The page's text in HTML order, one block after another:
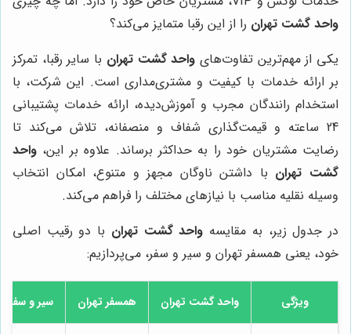
واحد گشت تهران را از این رقبا متمایز می‌کند؟
یکی از مهم‌ترین تفاوت‌های واحد گشت تهران با سایر رقبا، تمرکز
بر ارائه خدمات با کیفیت و مشتری‌مداری است. این شرکت، با
استخدام رانندگان مجرب و آموزش‌دیده، ارائه خدمات پشتیبانی
24 ساعته و قیمت‌گذاری شفاف و منصفانه، تلاش می‌کند تا
رضایت مشتریان خود را به حداکثر برساند. علاوه بر این، واحد
گشت تهران با داشتن ناوگان مجهز و متنوع، امکان انتخاب
وسیله نقلیه مناسب با نیازهای مختلف را فراهم می‌کند.
در جدول زیر، به مقایسه واحد گشت تهران با دو رقیب اصلی
خود، یعنی همسفر تهران و سیر و سفر، می‌پردازیم:
ویژگی واحد گشت تهران همسفر تهران سیر و سفر